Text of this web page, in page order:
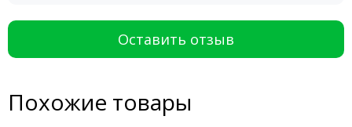
Оставить отзыв
Похожие товары